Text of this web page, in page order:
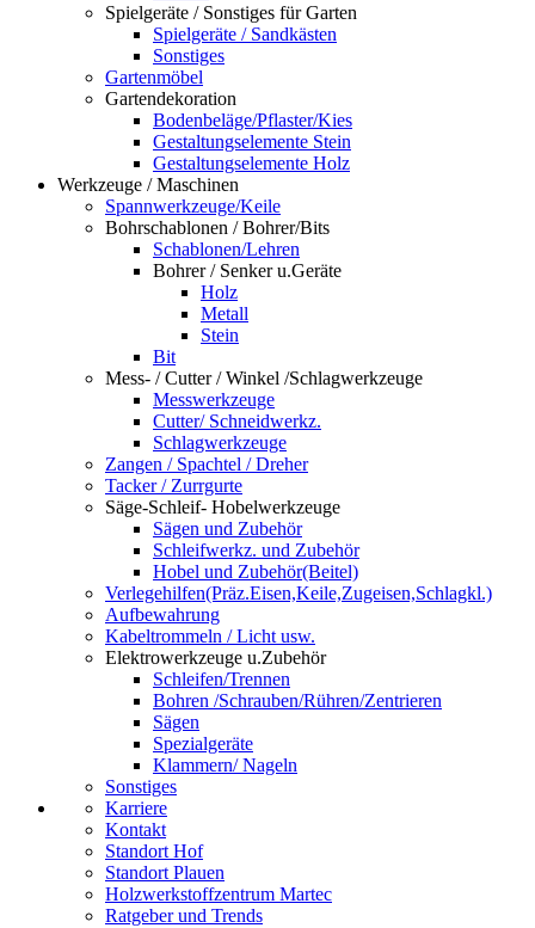
Spielgeräte / Sonstiges für Garten
Spielgeräte / Sandkästen
Sonstiges
Gartenmöbel
Gartendekoration
Bodenbeläge/Pflaster/Kies
Gestaltungselemente Stein
Gestaltungselemente Holz
Werkzeuge / Maschinen
Spannwerkzeuge/Keile
Bohrschablonen / Bohrer/Bits
Schablonen/Lehren
Bohrer / Senker u.Geräte
Holz
Metall
Stein
Bit
Mess- / Cutter / Winkel /Schlagwerkzeuge
Messwerkzeuge
Cutter/ Schneidwerkz.
Schlagwerkzeuge
Zangen / Spachtel / Dreher
Tacker / Zurrgurte
Säge-Schleif- Hobelwerkzeuge
Sägen und Zubehör
Schleifwerkz. und Zubehör
Hobel und Zubehör(Beitel)
Verlegehilfen(Präz.Eisen,Keile,Zugeisen,Schlagkl.)
Aufbewahrung
Kabeltrommeln / Licht usw.
Elektrowerkzeuge u.Zubehör
Schleifen/Trennen
Bohren /Schrauben/Rühren/Zentrieren
Sägen
Spezialgeräte
Klammern/ Nageln
Sonstiges
Karriere
Kontakt
Standort Hof
Standort Plauen
Holzwerkstoffzentrum Martec
Ratgeber und Trends